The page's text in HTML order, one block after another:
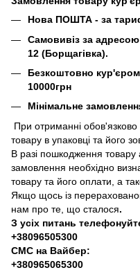
Нова ПОШТА - за
Самовивіз за
12 (Борщагівка).
Безкоштовно
10000грн
Мінімальне
При отриманні обов'язково
товару в упаковці та його
В разі пошкодження товару
замовлення необхідно
товару та його оплати, а
Якщо щось із
нам про те, що сталося.
З усіх питань
+38096505300
СМС на Вайбер:
+380965065300